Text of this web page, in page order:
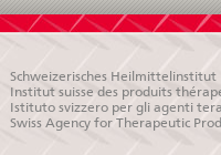
Schweizerisches Heilmittelinstitut
Institut suisse des produits
Istituto svizzero per gli agenti
Swiss Agency for Therapeutic